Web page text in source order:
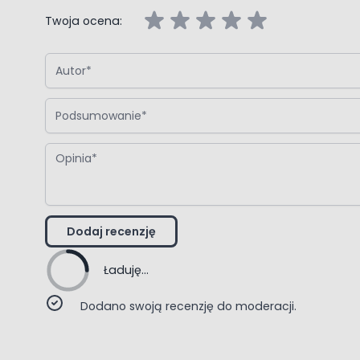
Twoja ocena:
Autor
Podsumowanie
Opinia
Dodaj recenzję
Ładuję...
Dodano swoją recenzję do moderacji.